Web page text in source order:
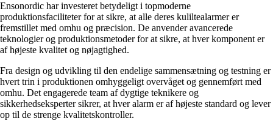
Ensonordic har investeret betydeligt i topmoderne
produktionsfaciliteter for at sikre, at alle deres kuliltealarmer er
fremstillet med omhu og præcision. De anvender avancerede
teknologier og produktionsmetoder for at sikre, at hver komponent er
af højeste kvalitet og nøjagtighed.
Fra design og udvikling til den endelige sammensætning og testning er
hvert trin i produktionen omhyggeligt overvåget og gennemført med
omhu. Det engagerede team af dygtige teknikere og
sikkerhedseksperter sikrer, at hver alarm er af højeste standard og lever
op til de strenge kvalitetskontroller.